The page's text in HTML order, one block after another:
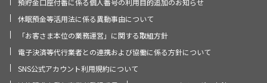
預貯金口座付番に係る個人番号の利用目的追加のお知らせ
休眠預金等活用法に係る異動事由について
「お客さま本位の業務運営」に関する取組方針
電子決済等代行業者との連携および協働に係る方針について
SNS公式アカウント利用規約について